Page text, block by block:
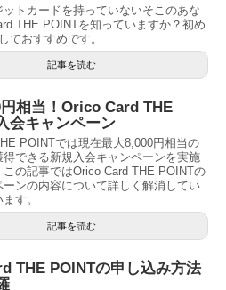
ットカードを持っていないそこのあな
THE POINTを知っていますか？初め
ておすすめです。
記事を読む
相当！Orico Card THE
会キャンペーン
POINTでは現在最大8,000円相当の
得できる新規入会キャンペーンを実施
この記事ではOrico Card THE POINTの
ーンの内容について詳しく解消してい
す。
記事を読む
THE POINTの申し込み方法